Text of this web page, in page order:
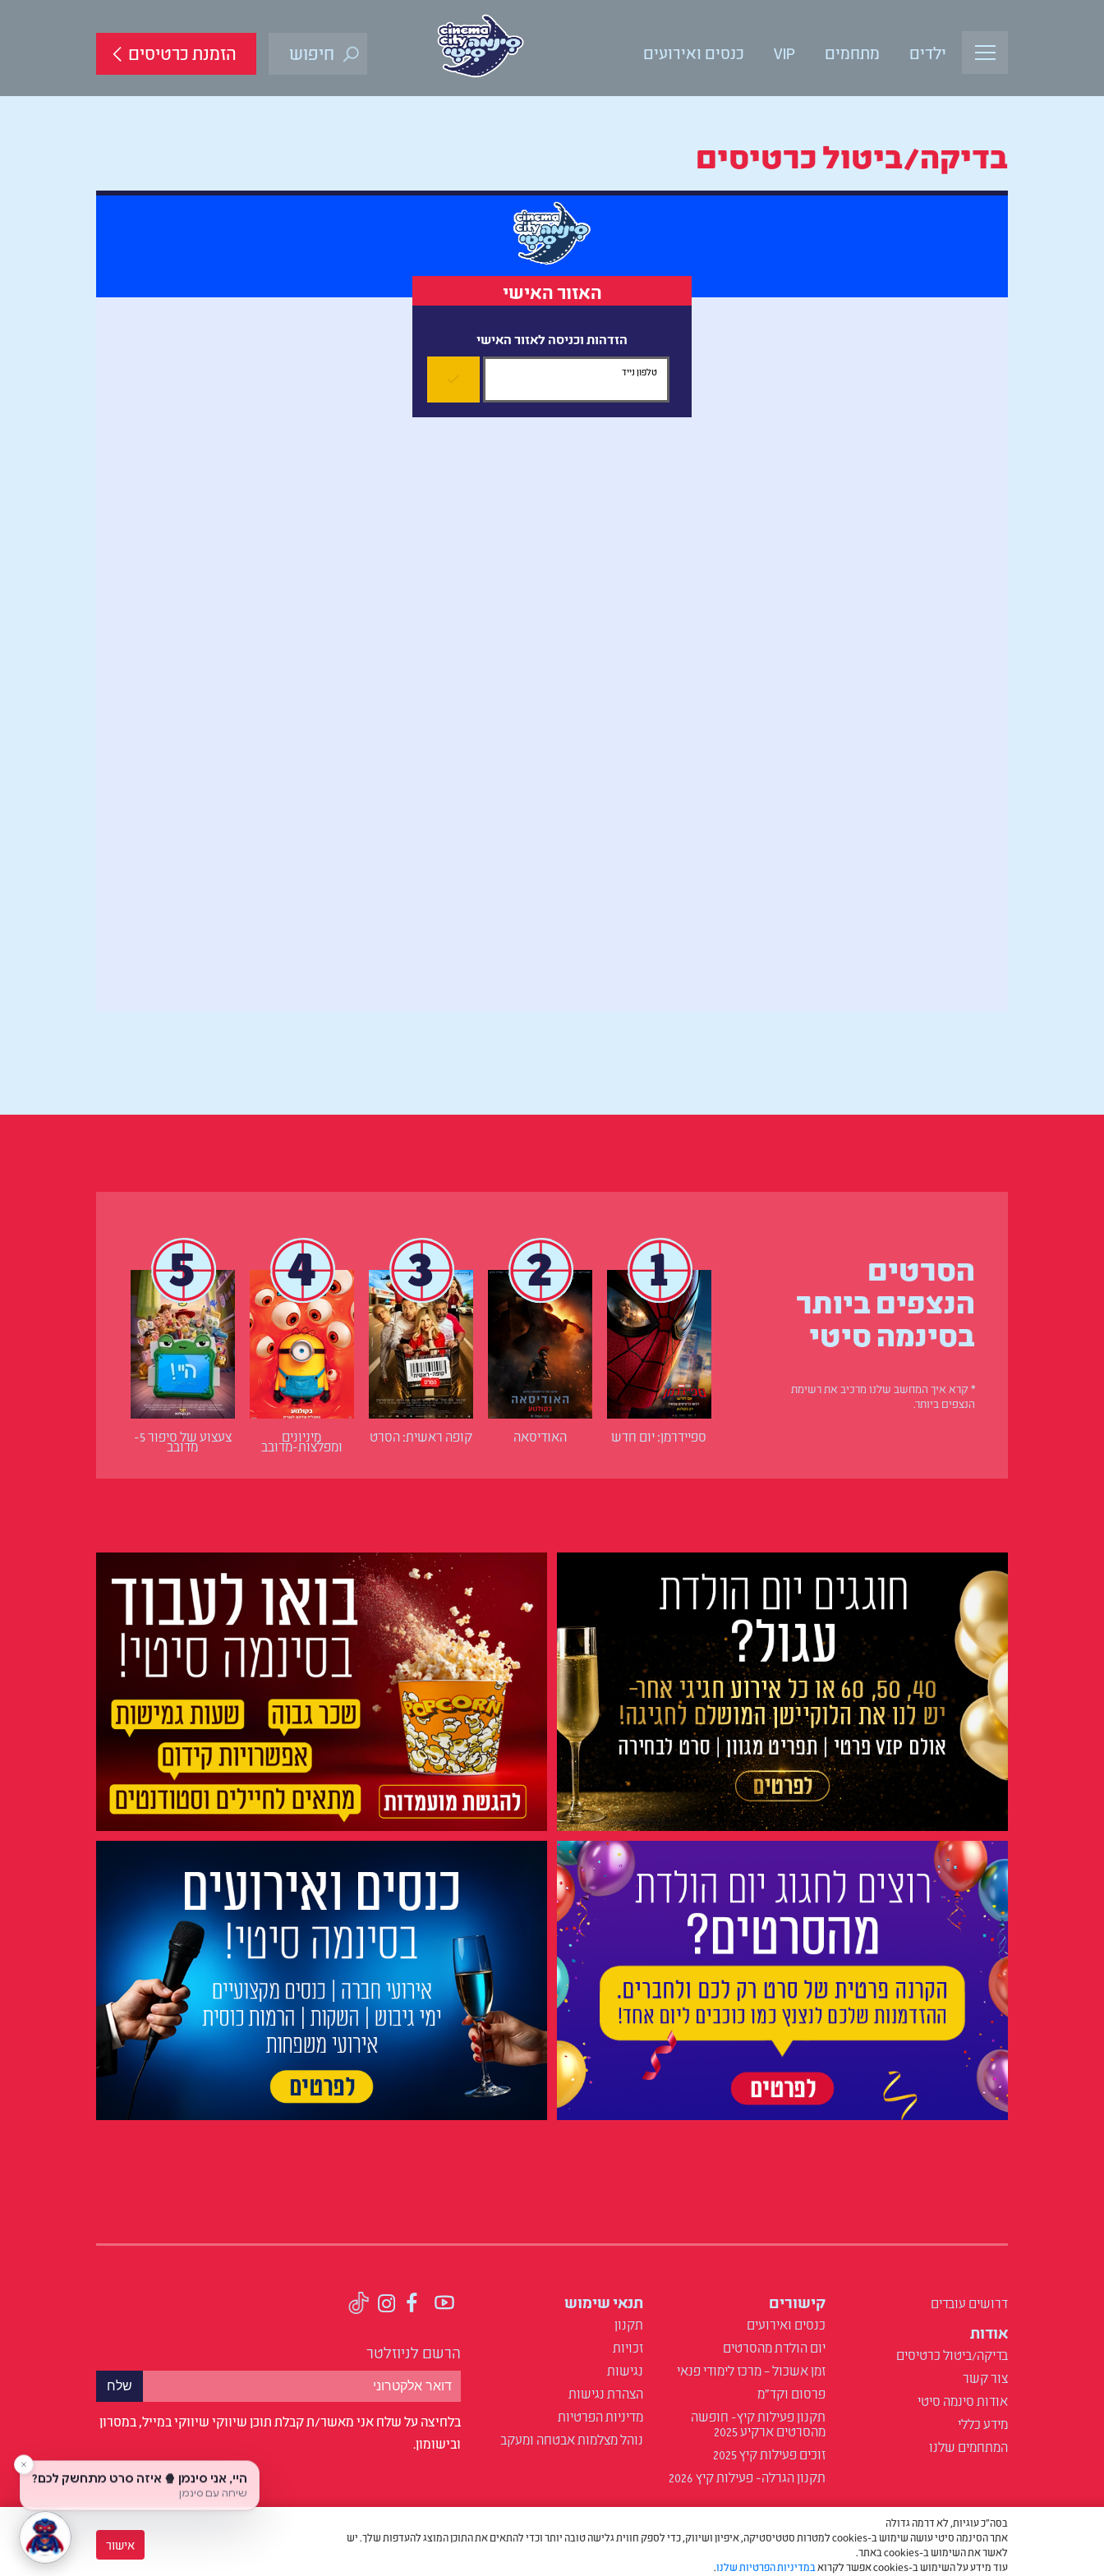
ילדים מתחמים VIP כנסים ואירועים הזמנת כרטיסים
בדיקה/ביטול כרטיסים
הסרטים
הנצפים ביותר
בסינמה סיטי
* קרא איך המחשב שלנו מרכיב את רשימת
הנצפים ביותר.
1
ספיידרמן: יום חדש
2
האודיסאה
3
קופה ראשית: הסרט
4
מיניונים
ומפלצות-מדובב
5
צעצוע של סיפור 5-
מדובב
דרושים עובדים
אודות
בדיקה/ביטול כרטיסים
צור קשר
אודות סינמה סיטי
מידע כללי
המתחמים שלנו
קישורים
כנסים ואירועים
יום הולדת מהסרטים
זמן אשכול – מרכז לימודי פנאי
פרסום וקד"מ
תקנון פעילות קיץ- חופשה
מהסרטים ארקיע 2025
זוכים פעילות קיץ 2025
תקנון הגרלה- פעילות קיץ 2026
תנאי שימוש
תקנון
זכויות
נגישות
הצהרת נגישות
מדיניות הפרטיות
נוהל מצלמות אבטחה ומעקב
הרשם לניוזלטר
בלחיצה על שלח אני מאשר/ת קבלת תוכן שיווקי שיווקי במייל, במסרון
ובישומון.
בסה״כ עוגיות, לא דרמה גדולה
אתר הסינמה סיטי עושה שימוש ב-cookies למטרות סטטיסטיקה, איפיון ושיווק, כדי לספק חווית גלישה טובה יותר וכדי להתאים את התוכן המוצג להעדפות שלך. יש
לאשר את השימוש ב-cookies באתר.
עוד מידע על השימוש ב-cookies אפשר לקרוא
במדיניות הפרטיות שלנו.
אישור